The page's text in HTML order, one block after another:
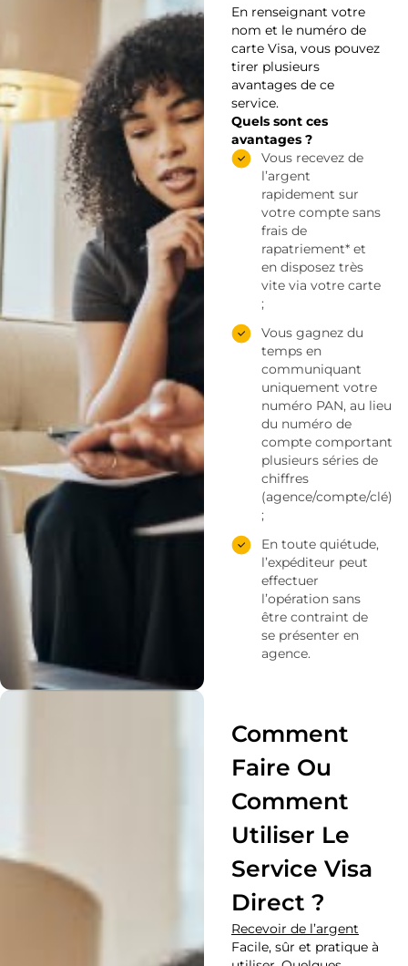
En renseignant votre
nom et le numéro de
carte Visa, vous pouvez
tirer plusieurs
avantages de ce
service.
Quels sont ces
avantages ?
Vous recevez de
l’argent
rapidement sur
votre compte sans
frais de
rapatriement* et
en disposez très
vite via votre carte
;
Vous gagnez du
temps en
communiquant
uniquement votre
numéro PAN, au lieu
du numéro de
compte comportant
plusieurs séries de
chiffres
(agence/compte/clé)
;
En toute quiétude,
l’expéditeur peut
effectuer
l’opération sans
être contraint de
se présenter en
agence.
Comment
Faire Ou
Comment
Utiliser Le
Service Visa
Direct ?
Recevoir de l’argent
Facile, sûr et pratique à